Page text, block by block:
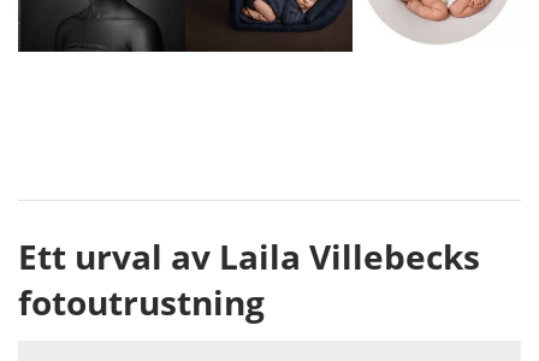
Ett urval av Laila Villebecks
fotoutrustning